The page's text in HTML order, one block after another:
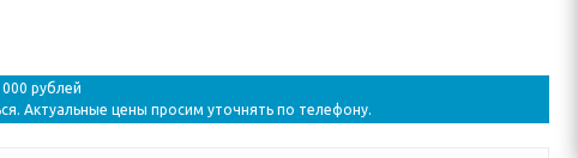
рублей
Актуальные цены просим уточнять по телефону.